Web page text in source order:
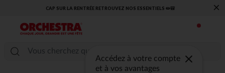
​CAP SUR LA RENTRÉE RETROUVEZ NOS ESSENTIELS ✏️🎒​ ×
Accédez à votre compte
et à vos avantages